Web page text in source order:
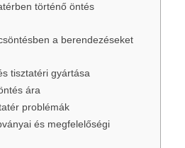
történő öntés
a berendezéseket
tisztatéri gyártása
ára
problémák
és megfelelőségi